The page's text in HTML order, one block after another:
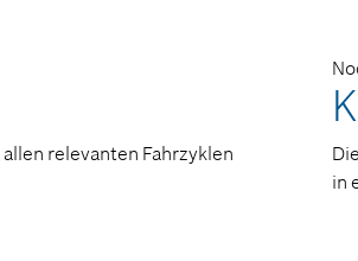
relevanten Fahrzyklen
in